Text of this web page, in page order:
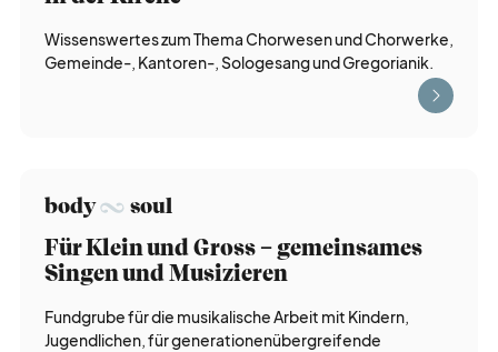
register
leucht turm
jubiläum m&l
Wissenswertes zum Thema Chorwesen und Chorwerke,
Gemeinde-, Kantoren-, Sologesang und Gregorianik.
body soul
Für Klein und Gross – gemeinsames
Singen und Musizieren
Fundgrube für die musikalische Arbeit mit Kindern,
Jugendlichen, für generationenübergreifende